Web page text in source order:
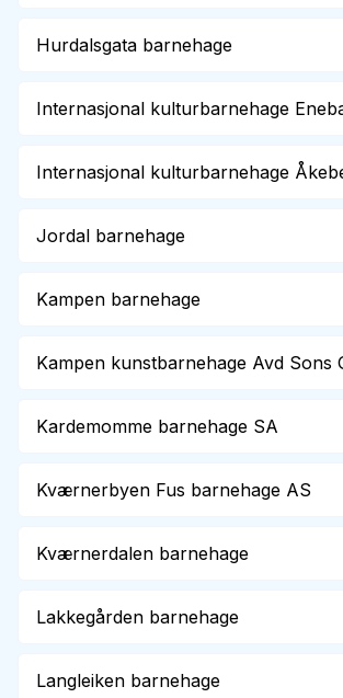
Hurdalsgata barnehage
Internasjonal kulturbarnehage
Internasjonal kulturbarnehage
Jordal barnehage
Kampen barnehage
Kampen kunstbarnehage Avd Sons
Kardemomme barnehage SA
Kværnerbyen Fus barnehage AS
Kværnerdalen barnehage
Lakkegården barnehage
Langleiken barnehage